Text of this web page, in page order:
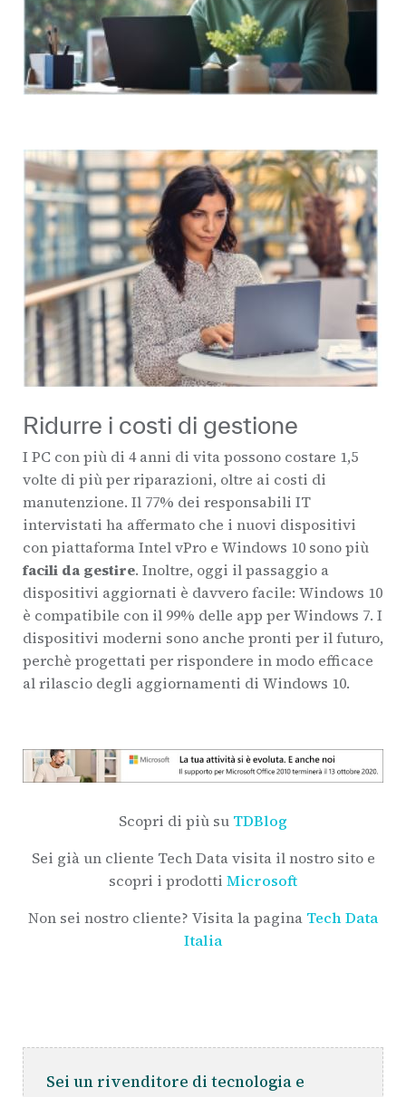
Ridurre i costi di gestione
I PC con più di 4 anni di vita possono costare 1,5
volte di più per riparazioni, oltre ai costi di
manutenzione. Il 77% dei responsabili IT
intervistati ha affermato che i nuovi dispositivi
con piattaforma Intel vPro e Windows 10 sono più
facili da gestire. Inoltre, oggi il passaggio a
dispositivi aggiornati è davvero facile: Windows 10
è compatibile con il 99% delle app per Windows 7. I
dispositivi moderni sono anche pronti per il futuro,
perchè progettati per rispondere in modo efficace
al rilascio degli aggiornamenti di Windows 10.
Scopri di più su TDBlog
Sei già un cliente Tech Data visita il nostro sito e
scopri i prodotti Microsoft
Non sei nostro cliente? Visita la pagina Tech Data
Italia
Sei un rivenditore di tecnologia e